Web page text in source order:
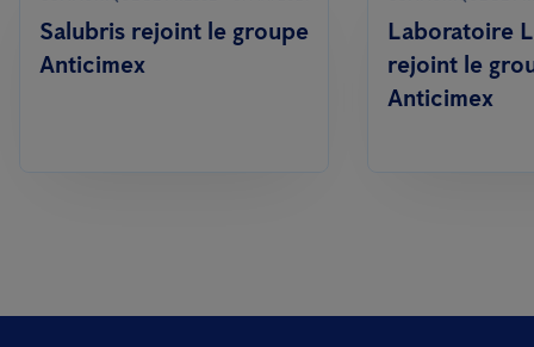
Salubris rejoint le groupe
Anticimex
Laboratoire
rejoint le
Anticimex